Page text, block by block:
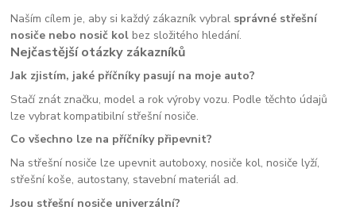
Naším cílem je, aby si každý zákazník vybral správné střešní
nosiče nebo nosič kol bez složitého hledání.
Nejčastější otázky zákazníků
Jak zjistím, jaké příčníky pasují na moje auto?
Stačí znát značku, model a rok výroby vozu. Podle těchto údajů
lze vybrat kompatibilní střešní nosiče.
Co všechno lze na příčníky připevnit?
Na střešní nosiče lze upevnit autoboxy, nosiče kol, nosiče lyží,
střešní koše, autostany, stavební materiál ad.
Jsou střešní nosiče univerzální?